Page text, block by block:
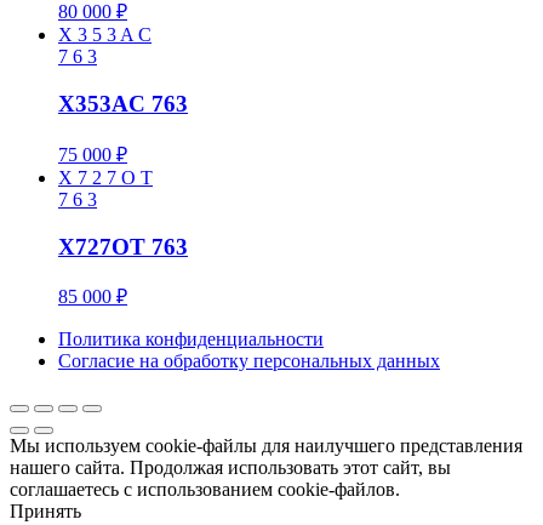
80 000 ₽
X 3 5 3A C
7 6 3
X353AC 763
75 000 ₽
X 7 2 7 O T
7 6 3
X727OT 763
85 000 ₽
Политика конфиденциальности
Cогласие на обработку персональных данных
Мы используем cookie-файлы для наилучшего представления
нашего сайта. Продолжая использовать этот сайт, вы
соглашаетесь с использованием cookie-файлов.
Принять